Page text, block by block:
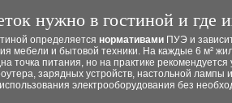
нужно в гостиной и где
определяется нормативами ПУЭ и
мебели и бытовой техники. На каждые 6 м²
точка питания, но на практике рекомендуется
зарядных устройств, настольной лампы
использования электрооборудования без